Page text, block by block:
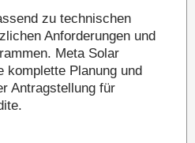
zu technischen
Anforderungen und
Meta Solar
komplette Planung und
Antragstellung für